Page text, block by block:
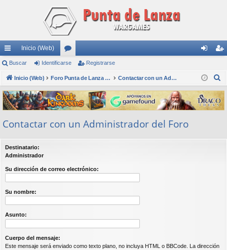
nl
ac
es
rá
pi
do
s
Inicio (Web)
or
os nti
fic
ar
ist
ra
rs
Buscar Identificarse Registrarse
Inicio (Web) Foro Punta de Lanza Wargames Contactar con un Administrador del Foro
s
c
Contactar con un Administrador del Foro
Destinatario:
Administrador
Su dirección de correo electrónico:
Su nombre:
Asunto:
Cuerpo del mensaje:
Este mensaje será enviado como texto plano, no incluya HTML o BBCode. La dirección